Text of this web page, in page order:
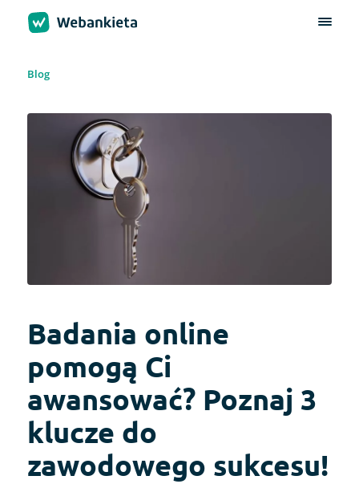
Blog
Badania online
pomogą Ci
awansować? Poznaj 3
klucze do
zawodowego sukcesu!